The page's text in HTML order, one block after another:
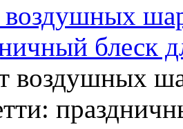
воздушных
блеск